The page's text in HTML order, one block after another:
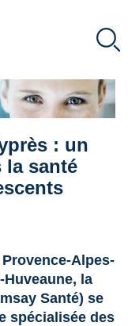
: un
la santé
Alpes-
Huveaune, la
Santé) se
spécialisée des